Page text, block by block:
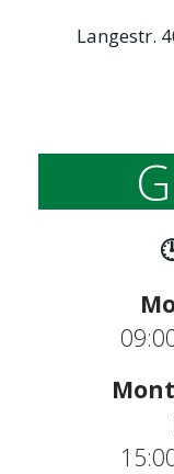
Langestr.